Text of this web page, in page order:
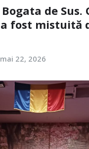
de Sus.
fost mistuită
mai 22, 2026